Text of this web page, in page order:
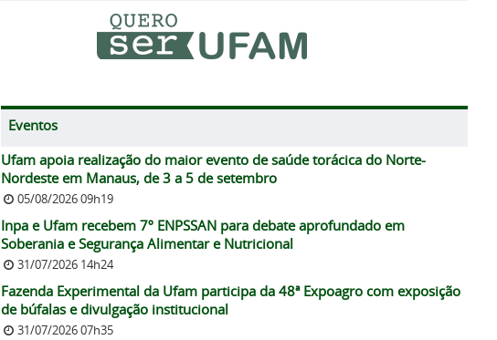
Eventos
Ufam apoia realização do maior evento de saúde torácica do Norte-
Nordeste em Manaus, de 3 a 5 de setembro
05/08/2026 09h19
Inpa e Ufam recebem 7º ENPSSAN para debate aprofundado em
Soberania e Segurança Alimentar e Nutricional
31/07/2026 14h24
Fazenda Experimental da Ufam participa da 48ª Expoagro com exposição
de búfalas e divulgação institucional
31/07/2026 07h35